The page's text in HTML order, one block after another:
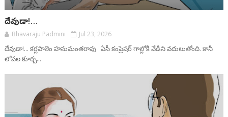
దేవుడా!...
Bhavaraju Padmini Jul 23, 2026
దేవుడా!... కర్లపాలెం హనుమంతరావు ఏసీ కంప్రెషర్ గాల్లోకి వేడిని వదులుతోంది. కానీ
లోపల కూర్చ...